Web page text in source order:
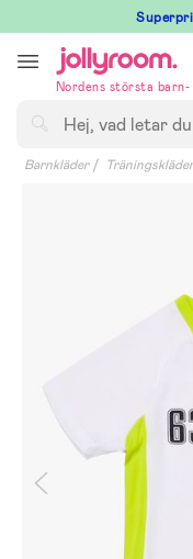
till
innehållet
Nordens största barn-
Barnkläder